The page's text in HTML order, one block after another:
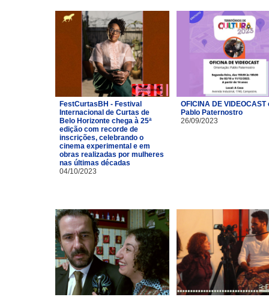
FestCurtasBH - Festival
Internacional de Curtas de
Belo Horizonte chega à 25ª
edição com recorde de
inscrições, celebrando o
cinema experimental e em
obras realizadas por mulheres
nas últimas décadas
04/10/2023
OFICINA DE VIDEOCAST
Pablo Paternostro
26/09/2023